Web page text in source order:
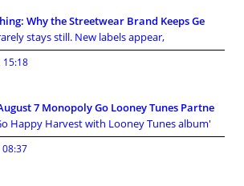
Why the Streetwear Brand Keeps Ge
stays still. New labels appear,
15:18
7 Monopoly Go Looney Tunes Partne
Happy Harvest with Looney Tunes album'
08:37